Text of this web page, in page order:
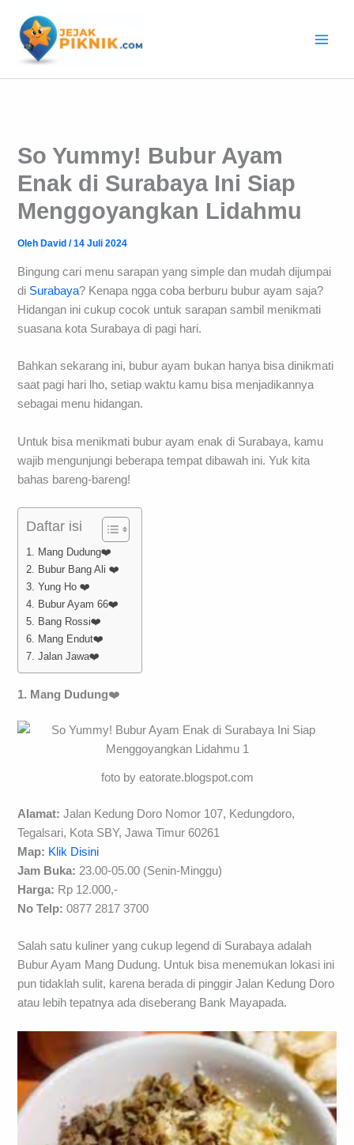
konten
So Yummy! Bubur Ayam
Enak di Surabaya Ini Siap
Menggoyangkan Lidahmu
Oleh David/14 Juli 2024
Bingung cari menu sarapan yang simple dan mudah dijumpai
di Surabaya? Kenapa ngga coba berburu bubur ayam saja?
Hidangan ini cukup cocok untuk sarapan sambil menikmati
suasana kota Surabaya di pagi hari.
Bahkan sekarang ini, bubur ayam bukan hanya bisa dinikmati
saat pagi hari lho, setiap waktu kamu bisa menjadikannya
sebagai menu hidangan.
Untuk bisa menikmati bubur ayam enak di Surabaya, kamu
wajib mengunjungi beberapa tempat dibawah ini. Yuk kita
bahas bareng-bareng!
Daftar isi
1. Mang Dudung❤️
2. Bubur Bang Ali ❤️
3. Yung Ho ❤️
4. Bubur Ayam 66❤️
5. Bang Rossi❤️
6. Mang Endut❤️
7. Jalan Jawa❤️
1. Mang Dudung❤️
foto by eatorate.blogspot.com
Alamat: Jalan Kedung Doro Nomor 107, Kedungdoro,
Tegalsari, Kota SBY, Jawa Timur 60261
Map: Klik Disini
Jam Buka: 23.00-05.00 (Senin-Minggu)
Harga: Rp 12.000,-
No Telp: 0877 2817 3700
Salah satu kuliner yang cukup legend di Surabaya adalah
Bubur Ayam Mang Dudung. Untuk bisa menemukan lokasi ini
pun tidaklah sulit, karena berada di pinggir Jalan Kedung Doro
atau lebih tepatnya ada diseberang Bank Mayapada.